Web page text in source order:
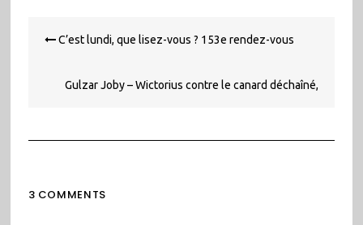
de C’est lundi, que lisez-vous ? 153e rendez-vous
Gulzar Joby – Wictorius contre le canard déchaîné,
3 COMMENTS